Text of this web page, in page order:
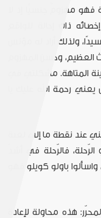
فهو مهزومٌ جنسيًّا إذ لا
ذاك إحالة للواقع
ولذلك أراد له مؤنس
العظيم، وحسن المهزوم
المتاهة. مشكلتي في
رحمة الله عليك يا
عند نقطة ما إلى لعبة
فالرّحلة في أشدّ
باولو كويلو فهو
هذه محاولة لإعادة